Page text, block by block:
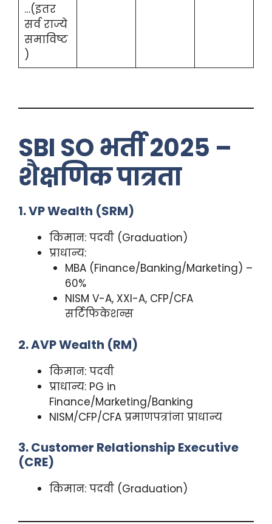
…(इतर
सर्व राज्ये
समाविष्ट
)
SBI SO भर्ती 2025 –
शैक्षणिक पात्रता
1. VP Wealth (SRM)
किमान: पदवी (Graduation)
प्राधान्य:
MBA (Finance/Banking/Marketing) –
60%
NISM V-A, XXI-A, CFP/CFA
सर्टिफिकेशन्स
2. AVP Wealth (RM)
किमान: पदवी
प्राधान्य: PG in
Finance/Marketing/Banking
NISM/CFP/CFA प्रमाणपत्रांना प्राधान्य
3. Customer Relationship Executive
(CRE)
किमान: पदवी (Graduation)